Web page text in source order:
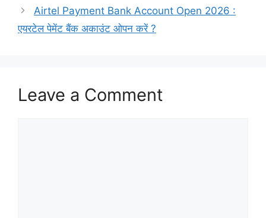
Airtel Payment Bank Account Open 2026 :
एयरटेल पेमेंट बैंक अकाउंट ओपन करें ?
Leave a Comment